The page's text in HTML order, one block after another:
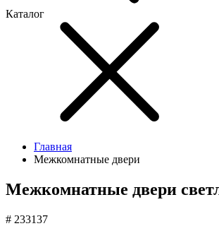
Каталог
Главная
Межкомнатные двери
Межкомнатные двери
# 233137